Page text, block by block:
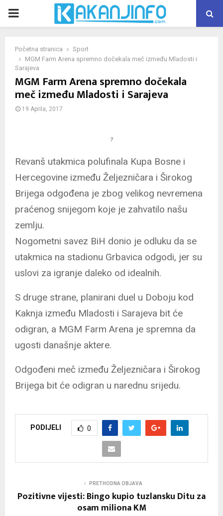
PRIMARY
Početna stranica
Sport
MGM Farm Arena spremno dočekala meč između Mladosti i
Sarajeva
MGM Farm Arena spremno dočekala
meč između Mladosti i Sarajeva
19 Aprila, 2017
?
Revanš utakmica polufinala Kupa Bosne i
Hercegovine između Željezničara i Širokog
Brijega odgođena je zbog velikog nevremena
praćenog snijegom koje je zahvatilo našu
zemlju.
Nogometni savez BiH donio je odluku da se
utakmica na stadionu Grbavica odgodi, jer su
uslovi za igranje daleko od idealnih.
S druge strane, planirani duel u Doboju kod
Kaknja između Mladosti i Sarajeva bit će
odigran, a MGM Farm Arena je spremna da
ugosti današnje aktere.
Odgođeni meč između Željezničara i Širokog
Brijega bit će odigran u narednu srijedu.
PODIJELI 0
PRETHODNA OBJAVA
Pozitivne vijesti: Bingo kupio tuzlansku Ditu za
osam miliona KM